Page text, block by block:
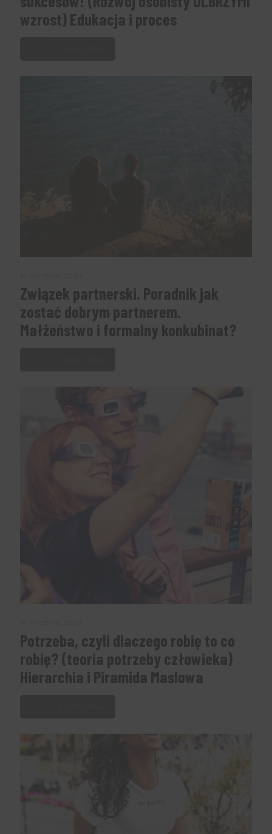
wzrost) Edukacja i proces
Związek partnerski. Poradnik jak
zostać dobrym partnerem.
Małżeństwo i formalny konkubinat?
Potrzeba, czyli dlaczego robię to co
robię? (teoria potrzeby człowieka)
Hierarchia i Piramida Maslowa